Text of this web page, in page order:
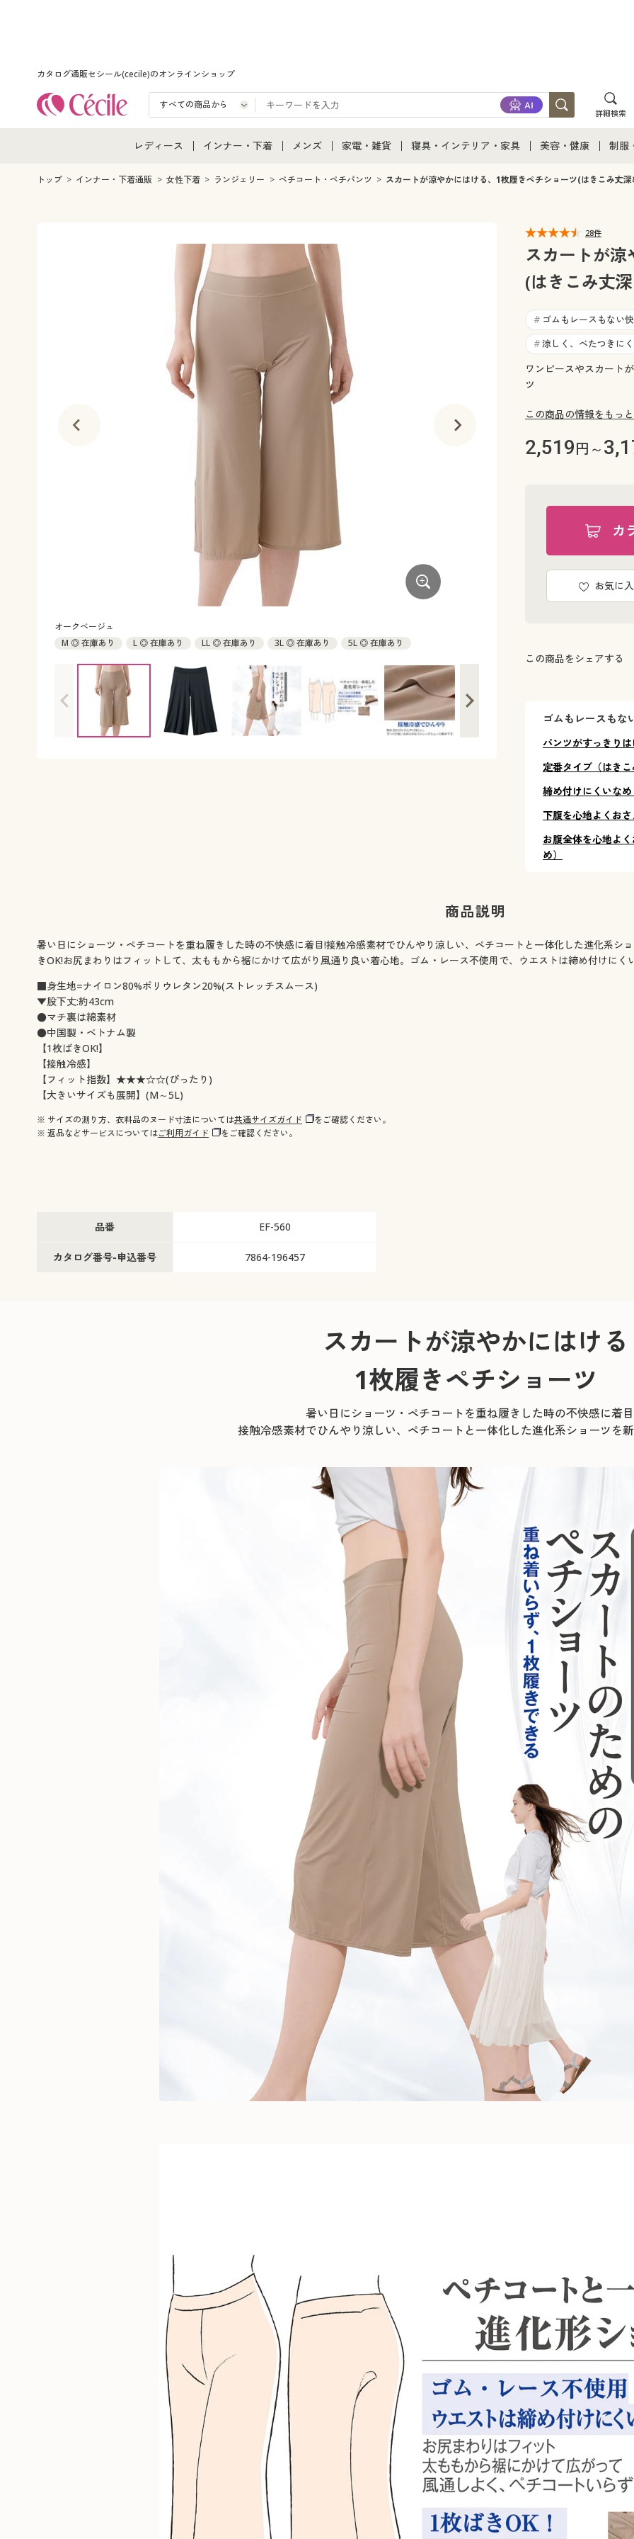
カタログ通販セシール(cecile)のオンラインショップ
詳細検索
レディース
レディース通販すべて
インナー・下着
インナー・下着通販すべて
メンズ下着
ジュニア・ティーンズ下着
メンズ
メンズ通販すべて
メンズ下着
家電・雑貨
家電・雑貨すべて
寝具・インテリア・家具
寝具・インテリア・家具通販すべて
カーテン・ラグ・ファブリック
美容・健康
美容・健康通販すべ
制服
制服
ジュ
トップ インナー・下着通販 女性下着 ランジェリー ペチコート・ペチパンツ スカートが涼やかにはける、1枚履きペチショーツ(はきこみ丈深
オークベージュ
M ◎ 在庫あり
L ◎ 在庫あり LL ◎ 在庫あり 3L ◎ 在庫あり 5L ◎ 在庫あり
28件
スカートが
(はきこみ丈
# ゴムもレースもない
# 涼しく、べたつきに
ワンピースやスカート
ツ
この商品の情報をもっ
2,519円～
カ
お気に
この商品をシェアする
ゴムもレースもな
パンツがすっきり
定番タイプ（はきこ
締め付けにくいな
下腹を心地よくお
お腹全体を心地よ
め）
商品説明
暑い日にショーツ・ペチコートを重ね履きした時の不快感に着目!接触冷感素材でひんやり涼しい、ペチコートと一体化した進化系シ
きOK!お尻まわりはフィットして、太ももから裾にかけて広がり風通り良い着心地。ゴム・レース不使用で、ウエストは締め付けにく
■身生地=ナイロン80%ポリウレタン20%(ストレッチスムース)
▼股下丈:約43cm
●マチ裏は綿素材
●中国製・ベトナム製
【1枚ばきOK!】
【接触冷感】
【フィット指数】★★★☆☆(ぴったり)
【大きいサイズも展開】(M～5L)
※ サイズの測り方、衣料品のヌード寸法については共通サイズガイド
をご確認ください。
※ 返品などサービスについてはご利用ガイド をご確認ください。
品番 EF-560
カタログ番号-申込番号 7864-196457
スカートが涼やかにはける
1枚履きペチショーツ
暑い日にショーツ・ペチコートを重ね履きした時の不快感に着目
接触冷感素材でひんやり涼しい、ペチコートと一体化した進化系ショーツを新